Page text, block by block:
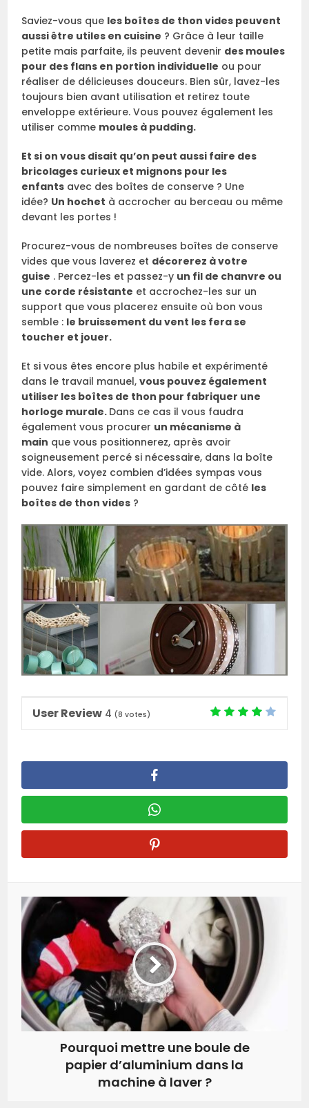
Saviez-vous que les boîtes de thon vides peuvent
aussi être utiles en cuisine ? Grâce à leur taille
petite mais parfaite, ils peuvent devenir des moules
pour des flans en portion individuelle ou pour
réaliser de délicieuses douceurs. Bien sûr, lavez-les
toujours bien avant utilisation et retirez toute
enveloppe extérieure. Vous pouvez également les
utiliser comme moules à pudding.
Et si on vous disait qu’on peut aussi faire des
bricolages curieux et mignons pour les
enfants avec des boîtes de conserve ? Une
idée? Un hochet à accrocher au berceau ou même
devant les portes !
Procurez-vous de nombreuses boîtes de conserve
vides que vous laverez et décorerez à votre
guise . Percez-les et passez-y un fil de chanvre ou
une corde résistante et accrochez-les sur un
support que vous placerez ensuite où bon vous
semble : le bruissement du vent les fera se
toucher et jouer.
Et si vous êtes encore plus habile et expérimenté
dans le travail manuel,vous pouvez également
utiliser les boîtes de thon pour fabriquer une
horloge murale. Dans ce cas il vous faudra
également vous procurer un mécanisme à
main que vous positionnerez, après avoir
soigneusement percé si nécessaire, dans la boîte
vide. Alors, voyez combien d’idées sympas vous
pouvez faire simplement en gardant de côté les
boîtes de thon vides ?
User Review 4 (8 votes)
Pourquoi mettre une boule de
papier d’aluminium dans la
machine à laver ?